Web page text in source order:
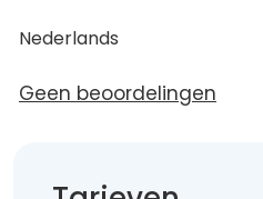
Nederlands
Geen beoordelingen